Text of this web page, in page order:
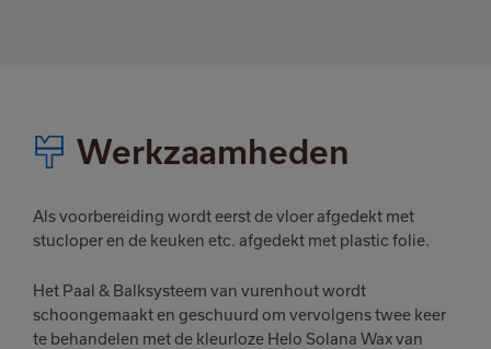
Werkzaamheden
Als voorbereiding wordt eerst de vloer afgedekt met
stucloper en de keuken etc. afgedekt met plastic folie.
Het Paal & Balksysteem van vurenhout wordt
schoongemaakt en geschuurd om vervolgens twee keer
te behandelen met de kleurloze Helo Solana Wax van